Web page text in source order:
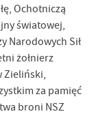
Ochotniczą
światowej,
Narodowych Sił
żołnierz
Zieliński,
za pamięć
broni NSZ